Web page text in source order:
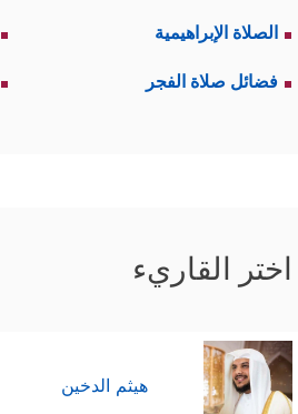
الصلاة الإبراهيمية
فضائل صلاة الفجر
اختر القاريء
هيثم الدخين